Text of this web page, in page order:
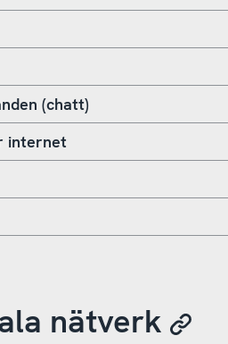
(chatt)
internet
nätverk